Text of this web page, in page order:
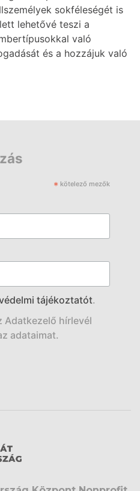
sokféleségét is
lehetővé teszi a
való
és a hozzájuk való
* kötelező mezők
tájékoztatót.
Adatkezelő hírlevél
adataimat.